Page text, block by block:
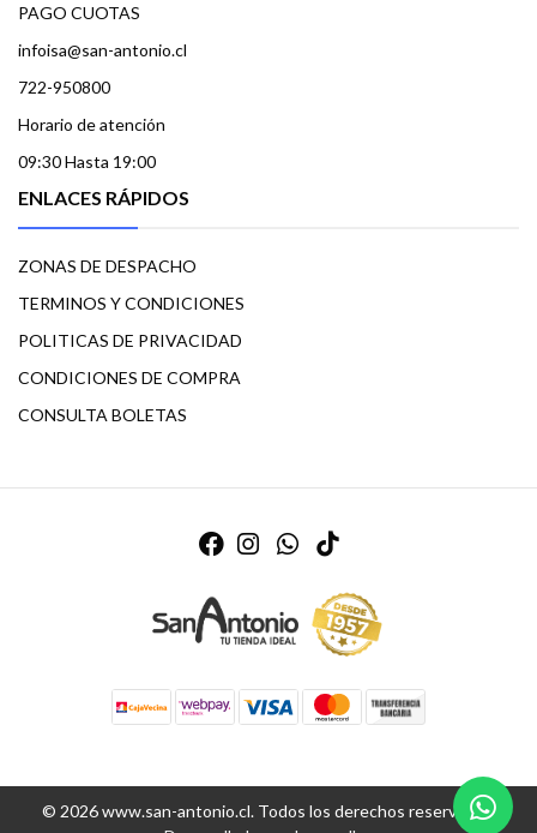
PAGO CUOTAS
infoisa@san-antonio.cl
722-950800
Horario de atención
09:30 Hasta 19:00
ENLACES RÁPIDOS
ZONAS DE DESPACHO
TERMINOS Y CONDICIONES
POLITICAS DE PRIVACIDAD
CONDICIONES DE COMPRA
CONSULTA BOLETAS
© 2026 www.san-antonio.cl. Todos los derechos reservados.